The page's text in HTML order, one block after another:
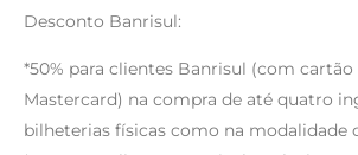
Desconto Banrisul:
*50% para clientes Banrisul (com
Mastercard) na compra de até quatro
bilheterias físicas como na modalidade